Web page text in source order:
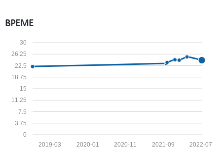
ВРЕМЕ
0
3.75
7.5
11.25
15
18.75
22.5
26.25
30
2022-07
2021-09
2020-11
2020-01
2019-03